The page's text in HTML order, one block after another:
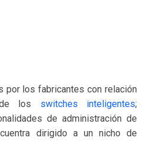
por los fabricantes con relación
de los switches inteligentes;
de administración de
dirigido a un nicho de